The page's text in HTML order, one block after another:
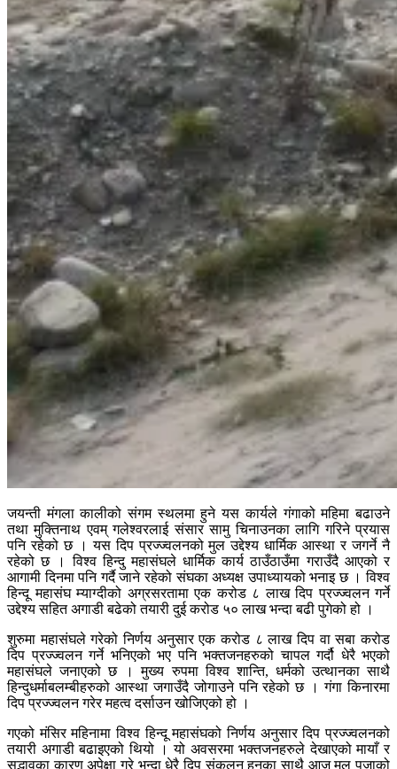
जयन्ती मंगला कालीको संगम स्थलमा हुने यस कार्यले गंगाको महिमा बढाउने
तथा मुक्तिनाथ एवम् गलेश्वरलाई संसार सामु चिनाउनका लागि गरिने प्रयास
पनि रहेको छ । यस दिप प्रज्ज्वलनको मुल उद्देश्य धार्मिक आस्था र जगर्ने नै
रहेको छ । विश्व हिन्दु महासंघले धार्मिक कार्य ठाउँठाउँमा गराउँदै आएको र
आगामी दिनमा पनि गर्दै जाने रहेको संघका अध्यक्ष उपाध्यायको भनाइ छ । विश्व
हिन्दू महासंघ म्याग्दीको अग्रसरतामा एक करोड ८ लाख दिप प्रज्ज्वलन गर्ने
उद्देश्य सहित अगाडी बढेको तयारी दुई करोड ५० लाख भन्दा बढी पुगेको हो ।
शुरुमा महासंघले गरेको निर्णय अनुसार एक करोड ८ लाख दिप वा सबा करोड
दिप प्रज्ज्वलन गर्ने भनिएको भए पनि भक्तजनहरुको चापल गर्दौ धेरै भएको
महासंघले जनाएको छ । मुख्य रुपमा विश्व शान्ति, धर्मको उत्थानका साथै
हिन्दुधर्माबलम्बीहरुको आस्था जगाउँदै जोगाउने पनि रहेको छ । गंगा किनारमा
दिप प्रज्ज्वलन गरेर महत्व दर्साउन खोजिएको हो ।
गएको मंसिर महिनामा विश्व हिन्दू महासंघको निर्णय अनुसार दिप प्रज्ज्वलनको
तयारी अगाडी बढाइएको थियो । यो अवसरमा भक्तजनहरुले देखाएको मायाँ र
सद्भावका कारण अपेक्षा गरे भन्दा धेरै दिप संकलन हुनुका साथै आज मुल पुजाको